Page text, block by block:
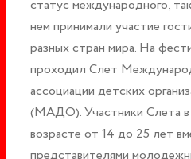
статус международного,
нем принимали участие
разных стран мира. На
проходил Слет
ассоциации детских
(МАДО). Участники Слета в
возрасте от 14 до 25 лет
представителями